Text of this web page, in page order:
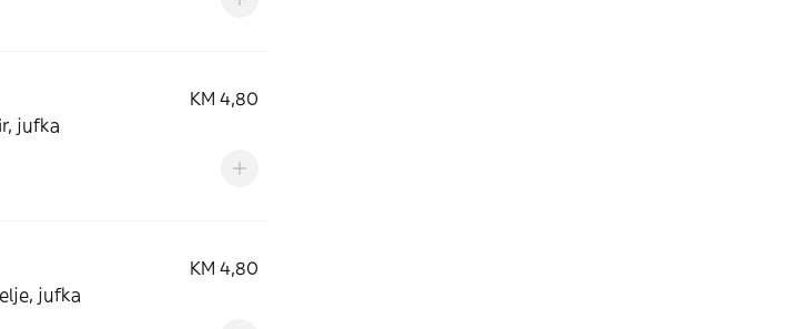
KM 4,80
jufka
KM 4,80
jufka